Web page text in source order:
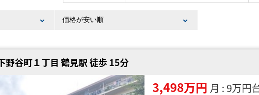
野谷町１丁目 鶴見駅 徒歩 15分
3,498万円 月 : 9万円